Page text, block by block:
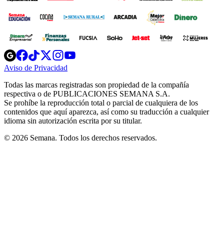
Opens
in
new
Opens
in
new
Opens
in
new
window
Opens
new
windowwindow
Aviso de Privacidad
new
window
Todas las marcas registradas son propiedad de la compañía
respectiva o de PUBLICACIONES SEMANA S.A.
Se prohíbe la reproducción total o parcial de cualquiera de los
contenidos que aquí aparezca, así como su traducción a cualquier
idioma sin autorización escrita por su titular.
© 2026 Semana. Todos los derechos reservados.